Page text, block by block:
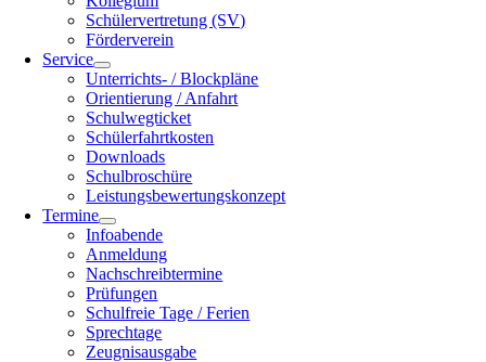
Schülervertretung (SV)
Förderverein
Service
Unterrichts- / Blockpläne
Orientierung / Anfahrt
Schulwegticket
Schülerfahrtkosten
Downloads
Schulbroschüre
Leistungsbewertungskonzept
Termine
Infoabende
Anmeldung
Nachschreibtermine
Prüfungen
Schulfreie Tage / Ferien
Sprechtage
Zeugnisausgabe